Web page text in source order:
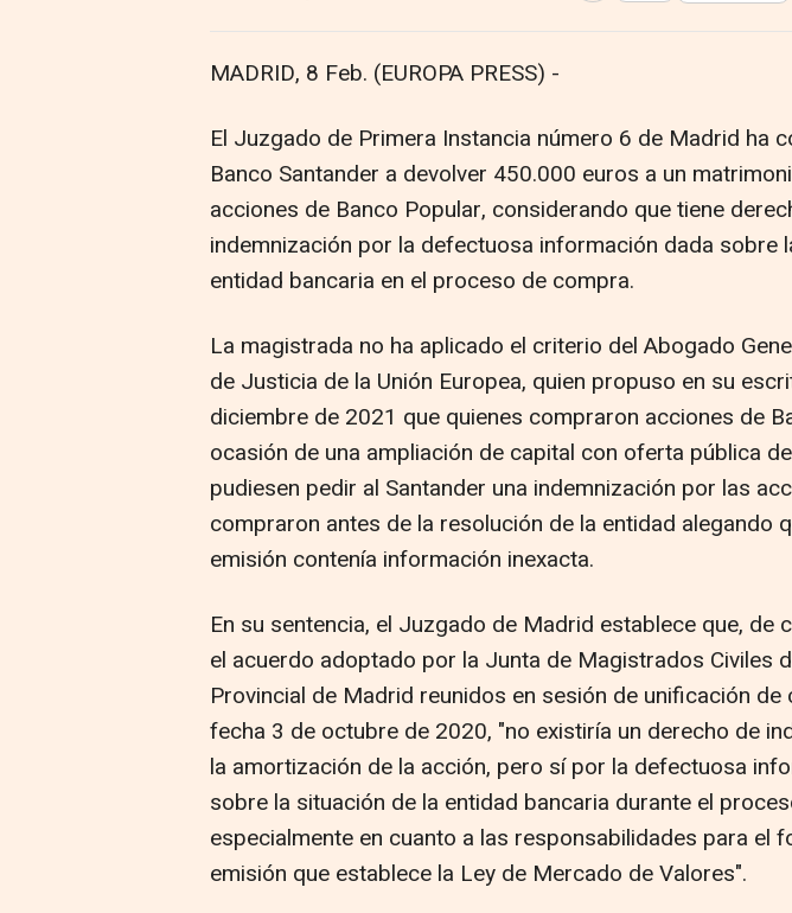
MADRID, 8 Feb. (EUROPA PRESS) -
El Juzgado de Primera Instancia número 6 de Madrid ha
Banco Santander a devolver 450.000 euros a un
acciones de Banco Popular, considerando que tiene
indemnización por la defectuosa información dada sobre
entidad bancaria en el proceso de compra.
La magistrada no ha aplicado el criterio del Abogado
de Justicia de la Unión Europea, quien propuso en su
diciembre de 2021 que quienes compraron acciones de
ocasión de una ampliación de capital con oferta pública
pudiesen pedir al Santander una indemnización por las
compraron antes de la resolución de la entidad alegando
emisión contenía información inexacta.
En su sentencia, el Juzgado de Madrid establece que, de
el acuerdo adoptado por la Junta de Magistrados Civiles
Provincial de Madrid reunidos en sesión de unificación
fecha 3 de octubre de 2020, "no existiría un derecho de
la amortización de la acción, pero sí por la defectuosa
sobre la situación de la entidad bancaria durante el
especialmente en cuanto a las responsabilidades para el
emisión que establece la Ley de Mercado de Valores".